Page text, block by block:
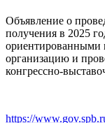
Объявление о
получения в 2025
ориентированными
организацию и
конгрессно-
https://